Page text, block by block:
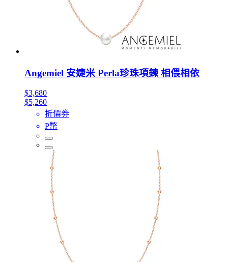
Angemiel 安婕米 Perla珍珠項鍊 相偎相依
$3,680
$5,260
折價券
P幣